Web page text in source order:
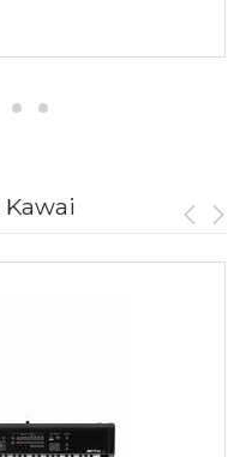
Kawai